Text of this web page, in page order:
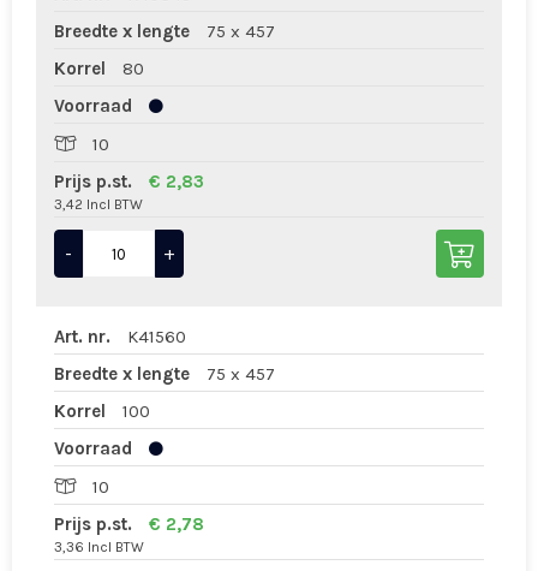
Breedte x lengte
75 x 457
Korrel
80
Voorraad
10
Prijs p.st.
€ 2,83
3,42 Incl BTW
- +
Art. nr.
K41560
Breedte x lengte
75 x 457
Korrel
100
Voorraad
10
Prijs p.st.
€ 2,78
3,36 Incl BTW